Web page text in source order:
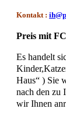
Kontakt :
Preis mit
Es handelt
Haus“ ) Sie
nach den zu
wir Ihnen